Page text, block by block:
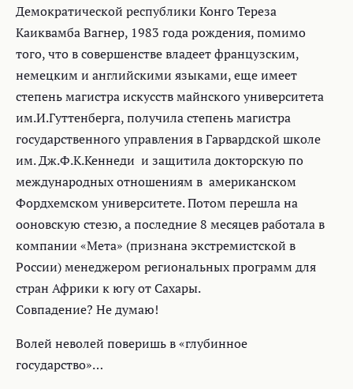
Демократической республики Конго Тереза
Каиквамба Вагнер, 1983 года рождения, помимо
того, что в совершенстве владеет французским,
немецким и английскими языками, еще имеет
степень магистра искусств майнского университета
им.И.Гуттенберга, получила степень магистра
государственного управления в Гарвардской школе
им. Дж.Ф.К.Кеннеди и защитила докторскую по
международных отношениям в американском
Фордхемском университете. Потом перешла на
ооновскую стезю, а последние 8 месяцев работала в
компании «Мета» (признана экстремистской в
России) менеджером региональных программ для
стран Африки к югу от Сахары.
Совпадение? Не думаю!
Волей неволей поверишь в «глубинное
государство»…